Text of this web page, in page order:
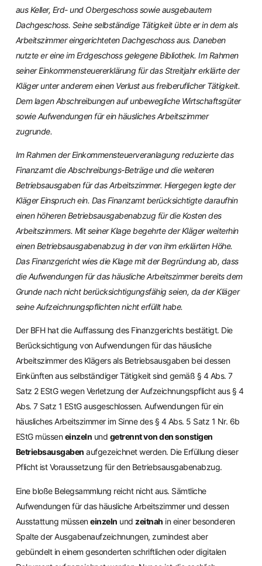
aus Keller, Erd- und Obergeschoss sowie ausgebautem
Dachgeschoss. Seine selbständige Tätigkeit übte er in dem als
Arbeitszimmer eingerichteten Dachgeschoss aus. Daneben
nutzte er eine im Erdgeschoss gelegene Bibliothek. Im Rahmen
seiner Einkommensteuererklärung für das Streitjahr erklärte der
Kläger unter anderem einen Verlust aus freiberuflicher Tätigkeit.
Dem lagen Abschreibungen auf unbewegliche Wirtschaftsgüter
sowie Aufwendungen für ein häusliches Arbeitszimmer
zugrunde.
Im Rahmen der Einkommensteuerveranlagung reduzierte das
Finanzamt die Abschreibungs-Beträge und die weiteren
Betriebsausgaben für das Arbeitszimmer. Hiergegen legte der
Kläger Einspruch ein. Das Finanzamt berücksichtigte daraufhin
einen höheren Betriebsausgabenabzug für die Kosten des
Arbeitszimmers. Mit seiner Klage begehrte der Kläger weiterhin
einen Betriebsausgabenabzug in der von ihm erklärten Höhe.
Das Finanzgericht wies die Klage mit der Begründung ab, dass
die Aufwendungen für das häusliche Arbeitszimmer bereits dem
Grunde nach nicht berücksichtigungsfähig seien, da der Kläger
seine Aufzeichnungspflichten nicht erfüllt habe.
Der BFH hat die Auffassung des Finanzgerichts bestätigt. Die
Berücksichtigung von Aufwendungen für das häusliche
Arbeitszimmer des Klägers als Betriebsausgaben bei dessen
Einkünften aus selbständiger Tätigkeit sind gemäß § 4 Abs. 7
Satz 2 EStG wegen Verletzung der Aufzeichnungspflicht aus § 4
Abs. 7 Satz 1 EStG ausgeschlossen. Aufwendungen für ein
häusliches Arbeitszimmer im Sinne des § 4 Abs. 5 Satz 1 Nr. 6b
EStG müsseneinzeln und getrennt von den sonstigen
Betriebsausgaben aufgezeichnet werden. Die Erfüllung dieser
Pflicht ist Voraussetzung für den Betriebsausgabenabzug.
Eine bloße Belegsammlung reicht nicht aus. Sämtliche
Aufwendungen für das häusliche Arbeitszimmer und dessen
Ausstattung müsseneinzeln und zeitnah in einer besonderen
Spalte der Ausgabenaufzeichnungen, zumindest aber
gebündelt in einem gesonderten schriftlichen oder digitalen